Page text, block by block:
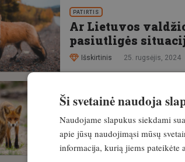
PATIRTIS
Ar Lietuvos
pasiutligės
Išskirtinis 25. rugsėjis, 2024
Ukraina
Pasaulio gyvūnų
Išskirtinis 21. rugsėjis, 2024
Ši svetainė naudoja
Naudojame slapukus siekdami
apie jūsų naudojimąsi mūsų
informacija, kurią jiems pateikėte